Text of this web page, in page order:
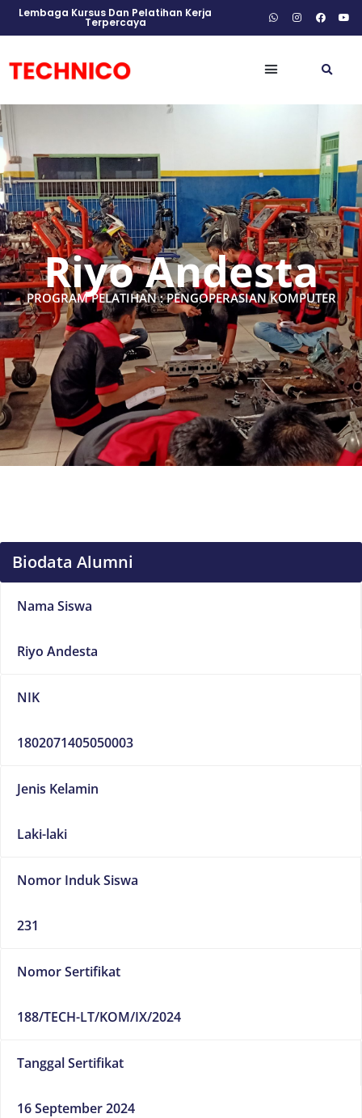
Lembaga Kursus Dan Pelatihan Kerja
Terpercaya
Riyo Andesta
PROGRAM PELATIHAN : PENGOPERASIAN KOMPUTER
Biodata Alumni
Nama Siswa
Riyo Andesta
NIK
1802071405050003
Jenis Kelamin
Laki-laki
Nomor Induk Siswa
231
Nomor Sertifikat
188/TECH-LT/KOM/IX/2024
Tanggal Sertifikat
16 September 2024